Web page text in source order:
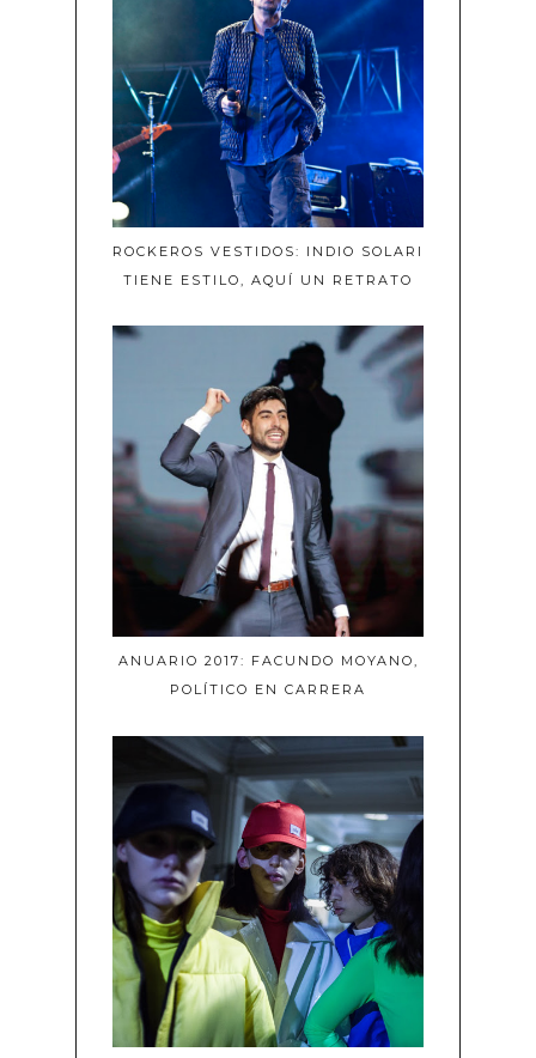
ROCKEROS VESTIDOS: INDIO SOLARI
TIENE ESTILO, AQUÍ UN RETRATO
ANUARIO 2017: FACUNDO MOYANO,
POLÍTICO EN CARRERA